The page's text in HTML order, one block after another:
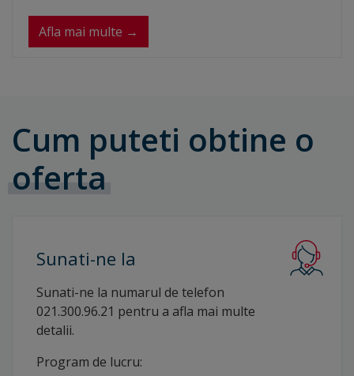
Afla mai multe →
Cum puteti obtine o
oferta
Sunati-ne la
Sunati-ne la numarul de telefon
021.300.96.21 pentru a afla mai multe
detalii.
Program de lucru: